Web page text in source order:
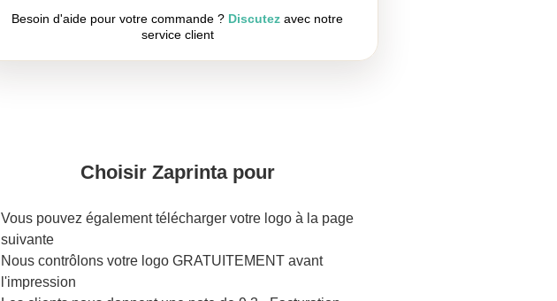
Besoin d'aide pour votre commande ? Discutez avec notre
service client
Choisir Zaprinta pour
Vous pouvez également télécharger votre logo à la page
suivante
Nous contrôlons votre logo GRATUITEMENT avant
l'impression